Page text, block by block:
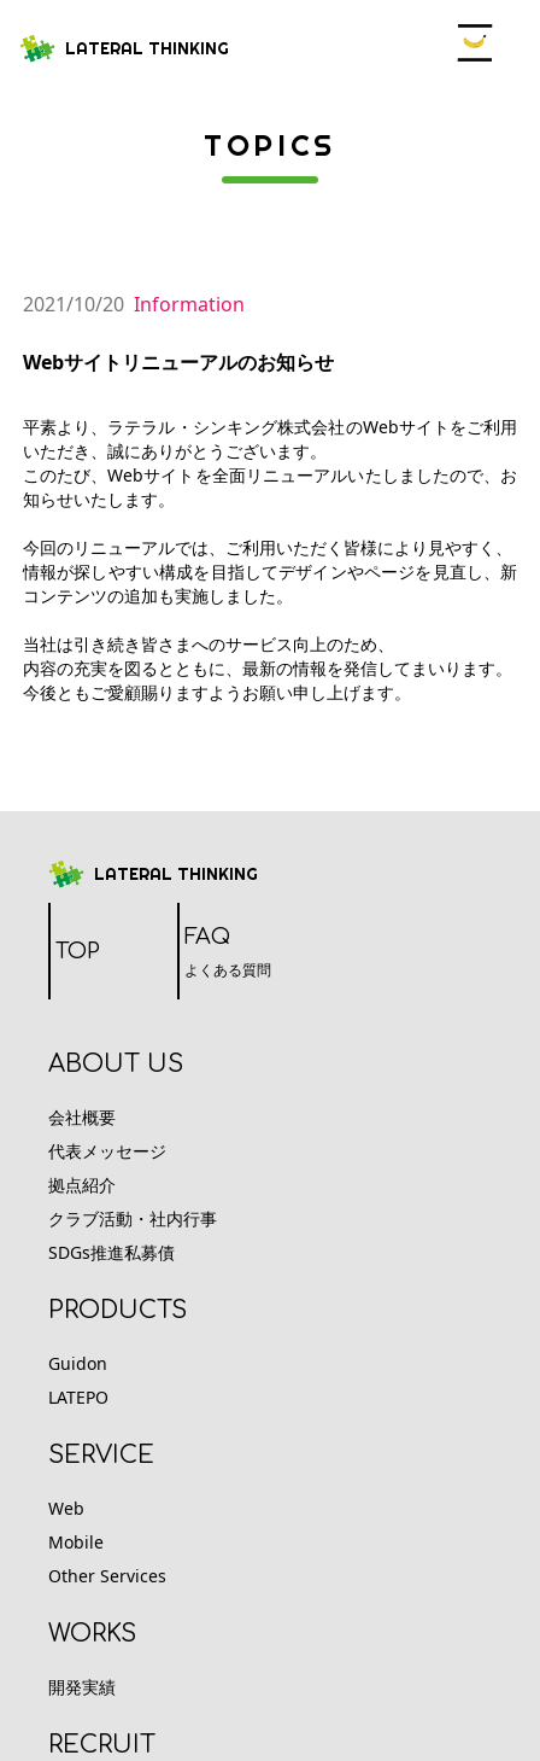
LATERAL THINKING
TOPICS
2021/10/20 Information
Webサイトリニューアルのお知らせ
平素より、ラテラル・シンキング株式会社のWebサイトをご利用
いただき、誠にありがとうございます。
このたび、Webサイトを全面リニューアルいたしましたので、お
知らせいたします。
今回のリニューアルでは、ご利用いただく皆様により見やすく、
情報が探しやすい構成を目指してデザインやページを見直し、新
コンテンツの追加も実施しました。
当社は引き続き皆さまへのサービス向上のため、
内容の充実を図るとともに、最新の情報を発信してまいります。
今後ともご愛顧賜りますようお願い申し上げます。
LATERAL THINKING
TOP
FAQ
よくある質問
ABOUT US
会社概要
代表メッセージ
拠点紹介
クラブ活動・社内行事
SDGs推進私募債
PRODUCTS
Guidon
LATEPO
SERVICE
Web
Mobile
Other Services
WORKS
開発実績
RECRUIT